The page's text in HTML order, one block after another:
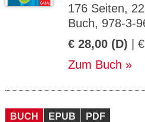
176 Seiten,
Buch, 978-3-
€ 28,00 (D) |
Zum Buch
BUCH EPUB PDF